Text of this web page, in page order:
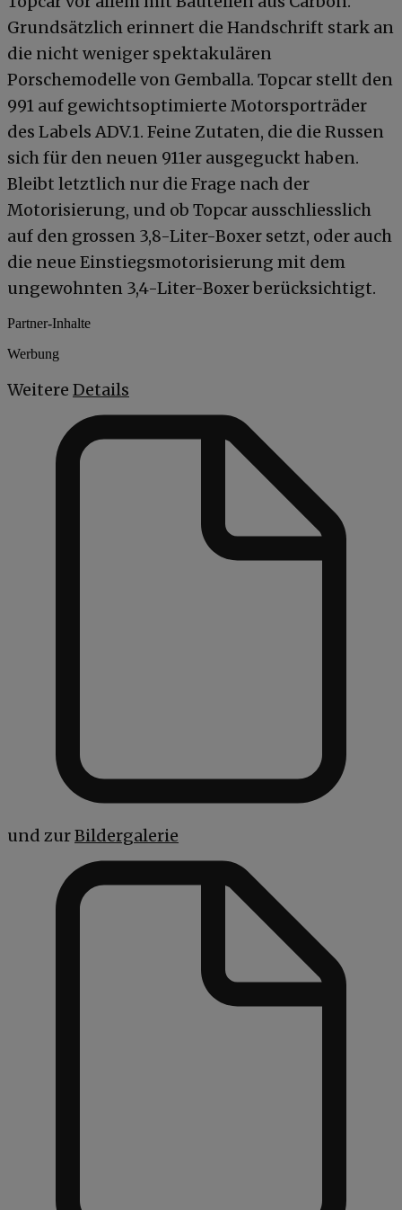
Grundsätzlich erinnert die Handschrift stark an
die nicht weniger spektakulären
Porschemodelle von Gemballa. Topcar stellt den
991 auf gewichtsoptimierte Motorsporträder
des Labels ADV.1. Feine Zutaten, die die Russen
sich für den neuen 911er ausgeguckt haben.
Bleibt letztlich nur die Frage nach der
Motorisierung, und ob Topcar ausschliesslich
auf den grossen 3,8-Liter-Boxer setzt, oder auch
die neue Einstiegsmotorisierung mit dem
ungewohnten 3,4-Liter-Boxer berücksichtigt.
Partner-Inhalte
Werbung
Weitere Details
und zurBildergalerie